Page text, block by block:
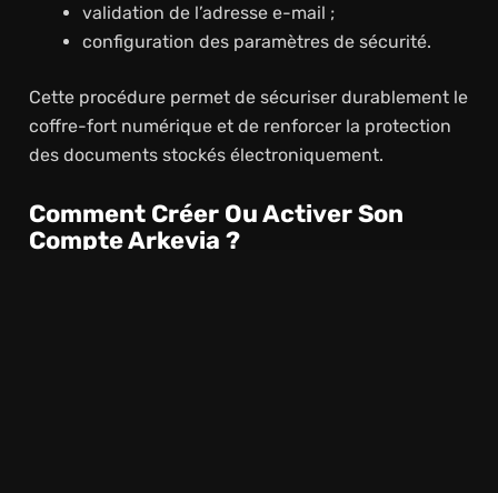
validation de l’adresse e-mail ;
configuration des paramètres de sécurité.
Cette procédure permet de sécuriser durablement le
coffre-fort numérique et de renforcer la protection
des documents stockés électroniquement.
Comment Créer Ou Activer Son
Compte Arkevia ?